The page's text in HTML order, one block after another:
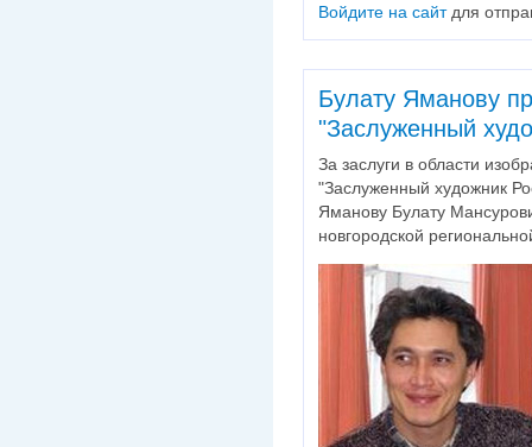
Войдите на сайтдля
Булату Яманову
"Заслуженный
За заслуги в области
"Заслуженный художник
Яманову Булату
новгородской